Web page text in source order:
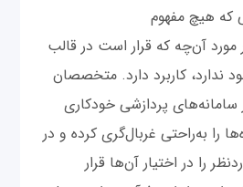
که هیچ مفهوم
آن‌چه که قرار است در قالب
ندارد، کاربرد دارد. متخصصان
سامانه‌های پردازشی خودکاری
را به‌راحتی غربال‌گری کرده و در
را در اختیار آن‌ها قرار